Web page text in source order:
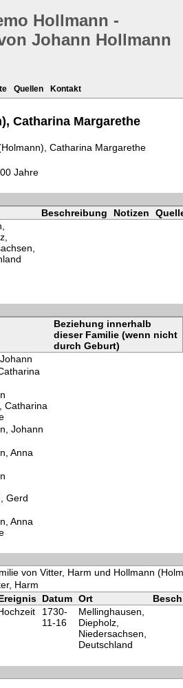
Hollmann -
Johann Hollmann
Quellen Kontakt
Catharina Margarethe
Catharina Margarethe
Jahre
Beschreibung Notizen
Beziehung innerhalb
dieser Familie (wenn nicht
durch Geburt)
Catharina
Johann
Anna
Gerd
Anna
von Vitter, Harm und Hollmann
Harm
Datum Ort
1730-
11-16
Mellinghausen,
Diepholz,
Niedersachsen,
Deutschland